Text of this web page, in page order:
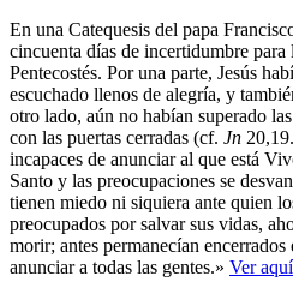
En una Catequesis del papa
cincuenta días de incertidumbre
Pentecostés. Por una parte, Jesús
escuchado llenos de alegría, y
otro lado, aún no habían superado
con las puertas cerradas (cf. Jn
incapaces de anunciar al que está
Santo y las preocupaciones se
tienen miedo ni siquiera ante quien
preocupados por salvar sus vidas,
morir; antes permanecían
anunciar a todas las gentes.» Ver